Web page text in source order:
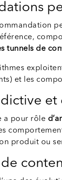
tunnels de
et les
a pour rôle
produit ou